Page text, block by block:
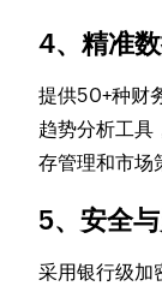
​4、精准
提供50+种财
趋势分析工具
存管理和市场
5、​安全
采用银行级加